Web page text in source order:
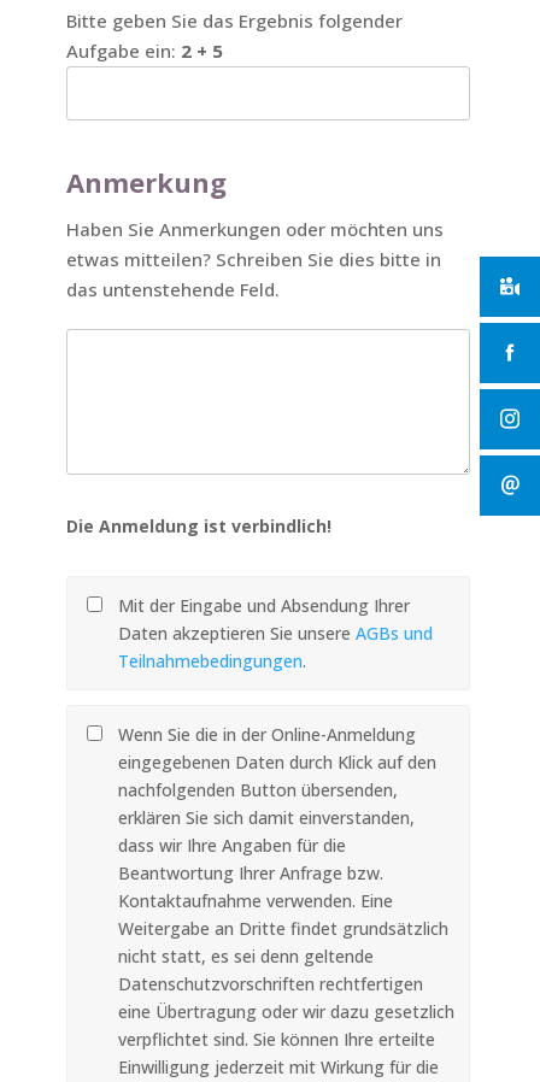
Bitte geben Sie das Ergebnis folgender
Aufgabe ein: 2 + 5
Anmerkung
Haben Sie Anmerkungen oder möchten uns
etwas mitteilen? Schreiben Sie dies bitte in
das untenstehende Feld.
Die Anmeldung ist verbindlich!
Mit der Eingabe und Absendung Ihrer
Daten akzeptieren Sie unsere AGBs und
Teilnahmebedingungen.
Wenn Sie die in der Online-Anmeldung
eingegebenen Daten durch Klick auf den
nachfolgenden Button übersenden,
erklären Sie sich damit einverstanden,
dass wir Ihre Angaben für die
Beantwortung Ihrer Anfrage bzw.
Kontaktaufnahme verwenden. Eine
Weitergabe an Dritte findet grundsätzlich
nicht statt, es sei denn geltende
Datenschutzvorschriften rechtfertigen
eine Übertragung oder wir dazu gesetzlich
verpflichtet sind. Sie können Ihre erteilte
Einwilligung jederzeit mit Wirkung für die